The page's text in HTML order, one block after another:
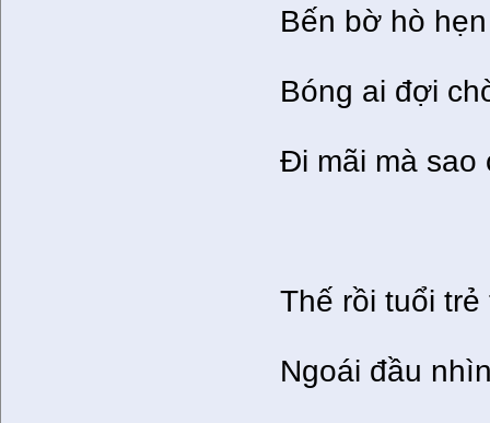
Bến bờ hò
Bóng ai đợi
Đi mãi mà sao
Thế rồi tuổi
Ngoái đầu